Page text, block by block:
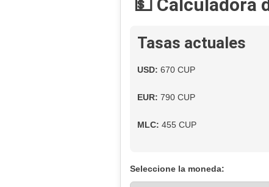
💵 Calculadora
Tasas actuales
USD: 670 CUP
EUR: 790 CUP
MLC: 455 CUP
Seleccione la moneda: